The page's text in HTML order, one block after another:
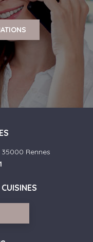
Rennes